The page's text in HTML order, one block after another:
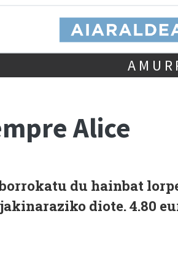
Alice
du hainbat
diote. 4.80